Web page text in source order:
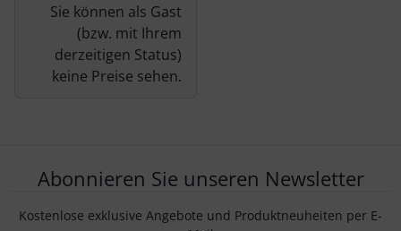
Sie können als Gast
(bzw. mit Ihrem
derzeitigen Status)
keine Preise sehen.
Abonnieren Sie unseren Newsletter
Kostenlose exklusive Angebote und Produktneuheiten per E-